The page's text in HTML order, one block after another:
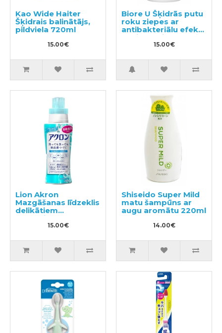
Kao Wide Haiter
Šķidrais balinātājs,
pildviela 720ml
15.00€
Biore U Šķidrās putu
roku ziepes ar
antibakteriālu efektu
ar vieglu citrusaugļu
aromātu 240ml
15.00€
Lion Akron
Mazgāšanas līdzeklis
delikātiem
audumiem 450ml
15.00€
Shiseido Super Mild
matu šampūns ar
augu aromātu 220ml
14.00€